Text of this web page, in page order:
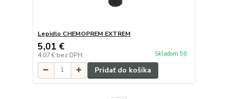
Lepidlo CHEMOPREM EXTREM
5,01 €
4,07 € bez DPH Skladom 56
Pridať do košíka